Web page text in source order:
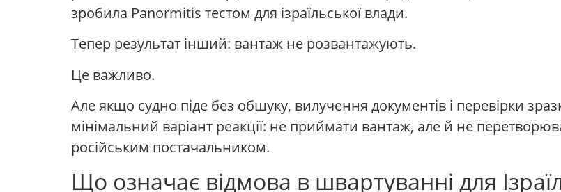
зробила Panormitis тестом для ізраїльської влади.
Тепер результат інший: вантаж не розвантажують.
Це важливо.
Але якщо судно піде без обшуку, вилучення документів і перевірки
мінімальний варіант реакції: не приймати вантаж, але й не
російським постачальником.
Що означає відмова в швартуванні для